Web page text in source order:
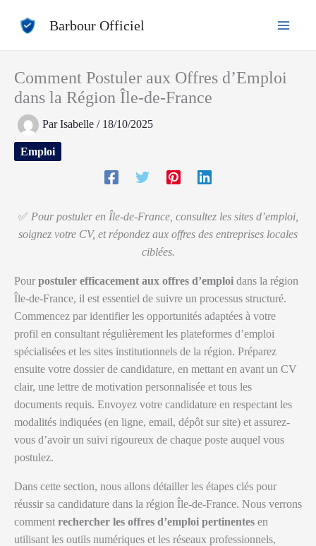
Barbour Officiel
Comment Postuler aux Offres d’Emploi
dans la Région Île-de-France
ParIsabelle / 18/10/2025
Emploi
✅ Pour postuler en Île-de-France, consultez les sites d’emploi,
soignez votre CV, et répondez aux offres des entreprises locales
ciblées.
Pour postuler efficacement aux offres d’emploi dans la région
Île-de-France, il est essentiel de suivre un processus structuré.
Commencez par identifier les opportunités adaptées à votre
profil en consultant régulièrement les plateformes d’emploi
spécialisées et les sites institutionnels de la région. Préparez
ensuite votre dossier de candidature, en mettant en avant un CV
clair, une lettre de motivation personnalisée et tous les
documents requis. Envoyez votre candidature en respectant les
modalités indiquées (en ligne, email, dépôt sur site) et assurez-
vous d’avoir un suivi rigoureux de chaque poste auquel vous
postulez.
Dans cette section, nous allons détailler les étapes clés pour
réussir sa candidature dans la région Île-de-France. Nous verrons
comment rechercher les offres d’emploi pertinentes en
utilisant les outils numériques et les réseaux professionnels,